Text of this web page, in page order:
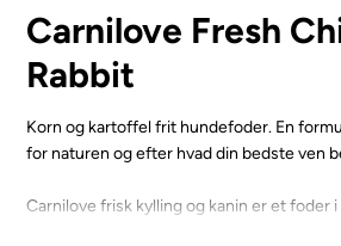
Carnilove Fresh
Rabbit
Korn og kartoffel frit hundefoder. En
for naturen og efter hvad din bedste ven
Carnilove frisk kylling og kanin er et foder